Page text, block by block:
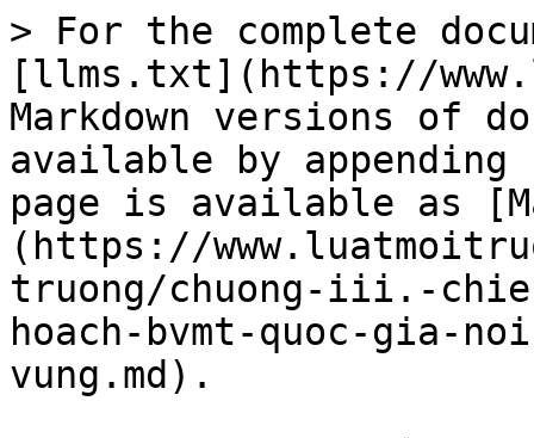
> For the complete
[llms.txt](https://
Markdown versions of
available by
page is available as
(https://
truong/chuong-iii.-
hoach-bvmt-quoc-gia-
vung.md).